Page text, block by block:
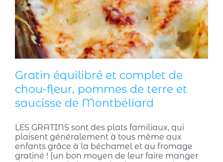
Gratin équilibré et complet de
chou-fleur, pommes de terre et
saucisse de Montbéliard
LES GRATINS sont des plats familiaux, qui
plaisent généralement à tous même aux
enfants grâce à la béchamel et au fromage
gratiné ! (un bon moyen de leur faire manger